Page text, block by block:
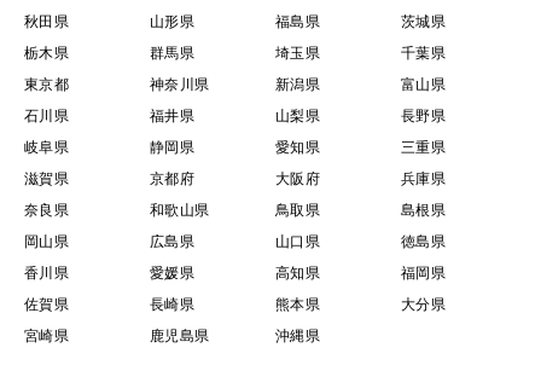
秋田県
山形県 福島県
茨城県
栃木県
群馬県 埼玉県
千葉県
東京都
神奈川県 新潟県
富山県
石川県
福井県 山梨県
長野県
岐阜県
静岡県 愛知県
三重県
滋賀県
京都府 大阪府
兵庫県
奈良県
和歌山県 鳥取県
島根県
岡山県
広島県 山口県
徳島県
香川県
愛媛県 高知県
福岡県
佐賀県
長崎県 熊本県
大分県
宮崎県
鹿児島県 沖縄県